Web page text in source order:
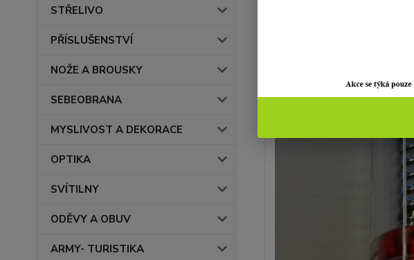
STŘELIVO
PŘÍSLUŠENSTVÍ
NOŽE A BROUSKY
SEBEOBRANA
MYSLIVOST A DEKORACE
OPTIKA
SVÍTILNY
ODĚVY A OBUV
ARMY- TURISTIKA